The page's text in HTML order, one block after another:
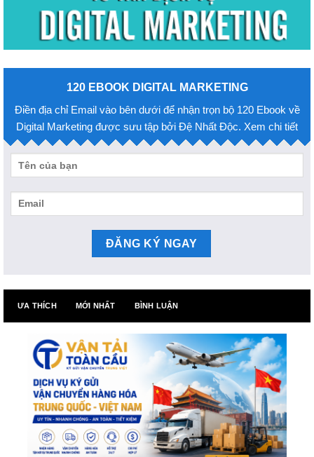
120 EBOOK DIGITAL MARKETING
Điền địa chỉ Email vào bên dưới để nhận trọn bộ 120 Ebook về
Digital Marketing được sưu tập bởi Đệ Nhất Độc. Xem chi tiết
ƯA THÍCH MỚI NHẤT BÌNH LUẬN